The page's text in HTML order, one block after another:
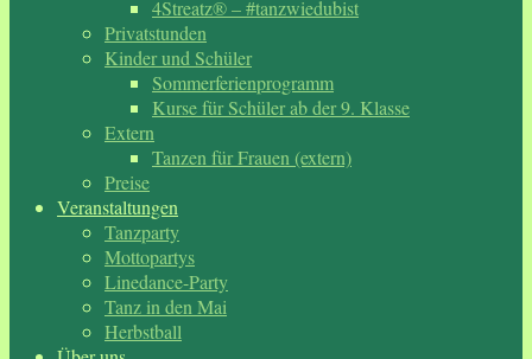
4Streatz® – #tanzwiedubist
Privatstunden
Kinder und Schüler
Sommerferienprogramm
Kurse für Schüler ab der 9. Klasse
Extern
Tanzen für Frauen (extern)
Preise
Veranstaltungen
Tanzparty
Mottopartys
Linedance-Party
Tanz in den Mai
Herbstball